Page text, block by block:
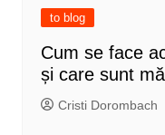
to blog
Cum se face
și care sunt
Cristi Dorombach